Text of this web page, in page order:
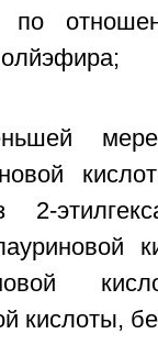
по
мере
кислоты,